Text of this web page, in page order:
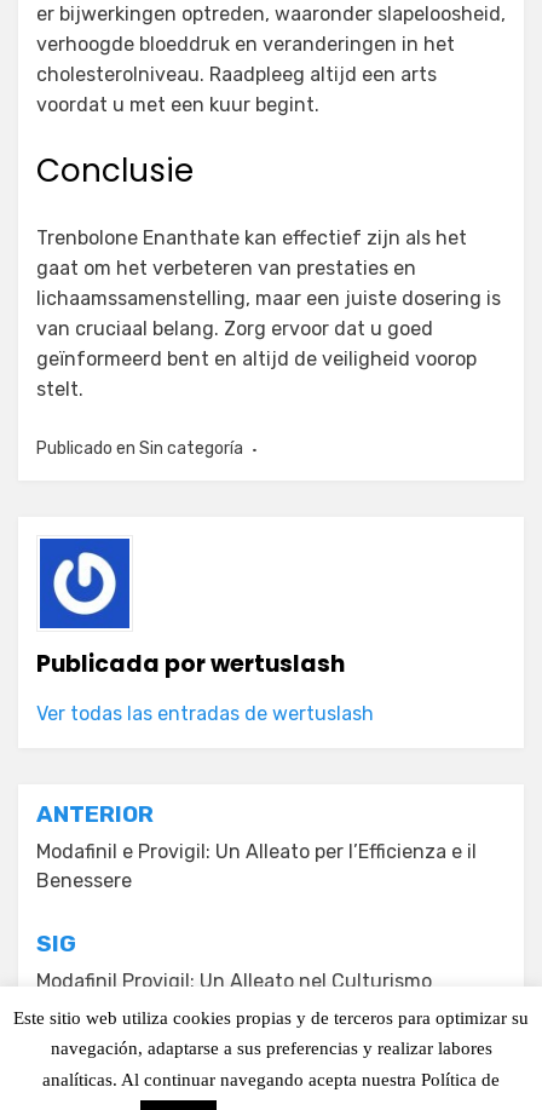
er bijwerkingen optreden, waaronder slapeloosheid,
verhoogde bloeddruk en veranderingen in het
cholesterolniveau. Raadpleeg altijd een arts
voordat u met een kuur begint.
Conclusie
Trenbolone Enanthate kan effectief zijn als het
gaat om het verbeteren van prestaties en
lichaamssamenstelling, maar een juiste dosering is
van cruciaal belang. Zorg ervoor dat u goed
geïnformeerd bent en altijd de veiligheid voorop
stelt.
Publicado en Sin categoría
Publicada porwertuslash
Ver todas las entradas de wertuslash
Navegación
de
entradas
ANTERIOR
Modafinil e Provigil: Un Alleato per l’Efficienza e il
Benessere
SIG
Modafinil Provigil: Un Alleato nel Culturismo
© Copyright. 2003-2022. Juan Antonio Corbalán Liarte. Todos
los derechos reservados.
Este sitio web utiliza cookies propias y de terceros para optimizar su
navegación, adaptarse a sus preferencias y realizar labores
analíticas. Al continuar navegando acepta nuestra Política de